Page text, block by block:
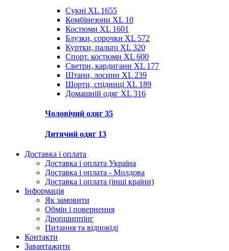
Cукні XL 1655
Комбінезони XL 10
Костюми XL 1601
Блузки, сорочки XL 572
Куртки, пальто XL 320
Спорт. костюми XL 600
Светри, кардигани XL 177
Штани, лосини XL 239
Шорти, спідниці XL 189
Домашній одяг XL 316
Чоловічий одяг 35
Дитячий одяг 13
Доставка і оплата
Доставка і оплата Україна
Доставка і оплата - Молдова
Доставка і оплата (інші країни)
Інформація
Як замовити
Обмін і повернення
Дропшиппінг
Питання та відповіді
Контакти
Завантажити